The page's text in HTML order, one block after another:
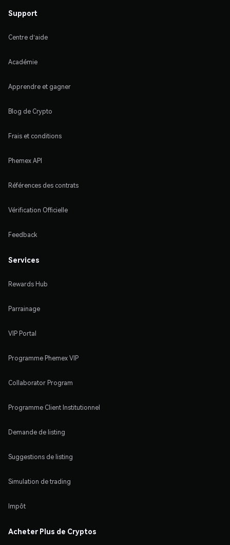
Support
Centre d'aide
Académie
Apprendre et gagner
Blog de Crypto
Frais et conditions
Phemex API
Références des contrats
Vérification Officielle
Feedback
Services
Rewards Hub
Parrainage
VIP Portal
Programme Phemex VIP
Collaborator Program
Programme Client Institutionnel
Demande de listing
Suggestions de listing
Simulation de trading
Impôt
Acheter Plus de Cryptos